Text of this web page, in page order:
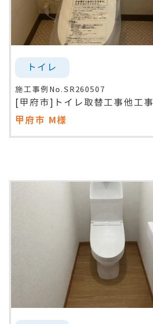
トイレ
施工事例No.SR260507
[甲府市]トイレ取替工事他工事
甲府市 M様